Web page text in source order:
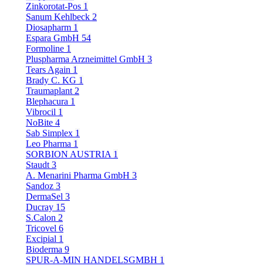
Zinkorotat-Pos 1
Sanum Kehlbeck 2
Diosapharm 1
Espara GmbH 54
Formoline 1
Pluspharma Arzneimittel GmbH 3
Tears Again 1
Brady C. KG 1
Traumaplant 2
Blephacura 1
Vibrocil 1
NoBite 4
Sab Simplex 1
Leo Pharma 1
SORBION AUSTRIA 1
Staudt 3
A. Menarini Pharma GmbH 3
Sandoz 3
DermaSel 3
Ducray 15
S.Calon 2
Tricovel 6
Excipial 1
Bioderma 9
SPUR-A-MIN HANDELSGMBH 1